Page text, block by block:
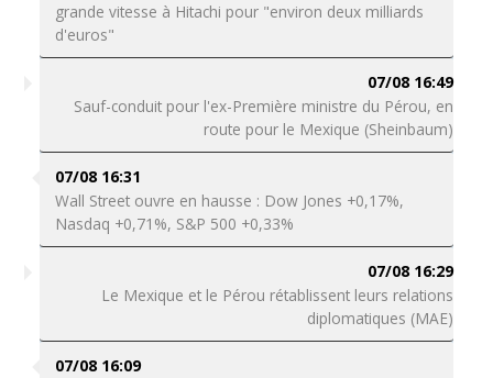
grande vitesse à Hitachi pour "environ deux milliards
d'euros"
07/08 16:49
Sauf-conduit pour l'ex-Première ministre du Pérou, en
route pour le Mexique (Sheinbaum)
07/08 16:31
Wall Street ouvre en hausse : Dow Jones +0,17%,
Nasdaq +0,71%, S&P 500 +0,33%
07/08 16:29
Le Mexique et le Pérou rétablissent leurs relations
diplomatiques (MAE)
07/08 16:09